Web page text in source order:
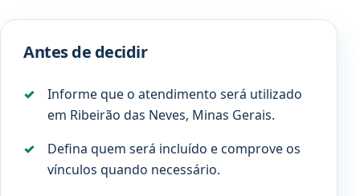
Antes de decidir
Informe que o atendimento será utilizado
em Ribeirão das Neves, Minas Gerais.
Defina quem será incluído e comprove os
vínculos quando necessário.